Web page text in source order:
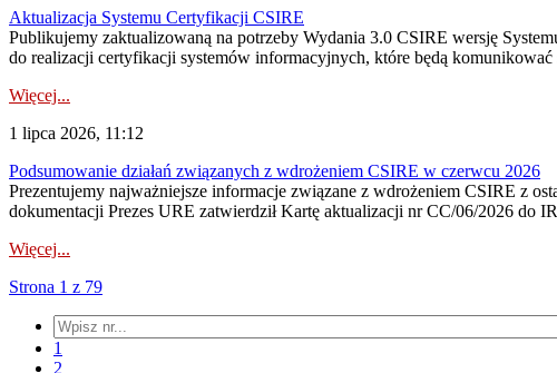
Aktualizacja Systemu Certyfikacji CSIRE
Publikujemy zaktualizowaną na potrzeby Wydania 3.0 CSIRE wersję
do realizacji certyfikacji systemów informacyjnych, które będą
Więcej...
1 lipca 2026, 11:12
Podsumowanie działań związanych z wdrożeniem CSIRE w czerwcu 2026
Prezentujemy najważniejsze informacje związane z wdrożeniem CSIRE z
dokumentacji Prezes URE zatwierdził Kartę aktualizacji nr CC/06/2026 do
Więcej...
Strona 1 z 79
1
2